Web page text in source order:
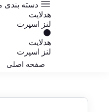
دسته بندی
هدلایت
لنز اسپرت
هدلایت
لنز اسپرت
صفحه اصلی